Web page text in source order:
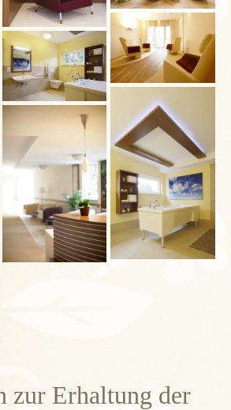
zur Erhaltung der